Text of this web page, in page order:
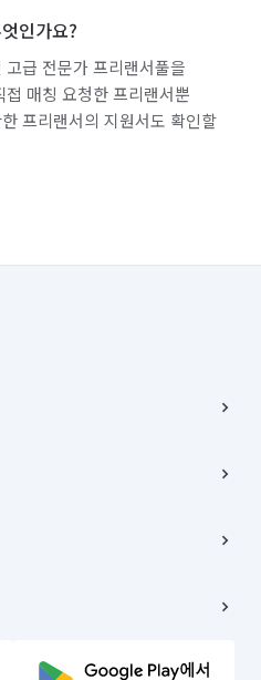
인가요?
급 전문가 프리랜서풀을
매칭 요청한 프리랜서뿐
프리랜서의 지원서도 확인할
로 6(중학동, 트윈트리빌딩) B동 5층
율곡로 24, 7층, 8층 미소
임은 거래당사자에게 있습니다.
Reserved.